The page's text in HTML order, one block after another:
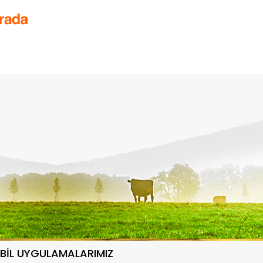
UYGULAMALARIMIZ